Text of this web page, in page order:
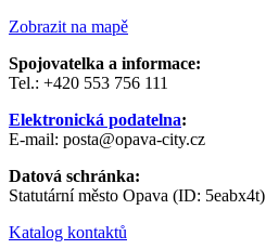
Zobrazit na mapě
Spojovatelka a informace:
Tel.: +420 553 756 111
Elektronická podatelna:
E-mail: posta@opava-city.cz
Datová schránka:
Statutární město Opava (ID: 5eabx4t)
Katalog kontaktů